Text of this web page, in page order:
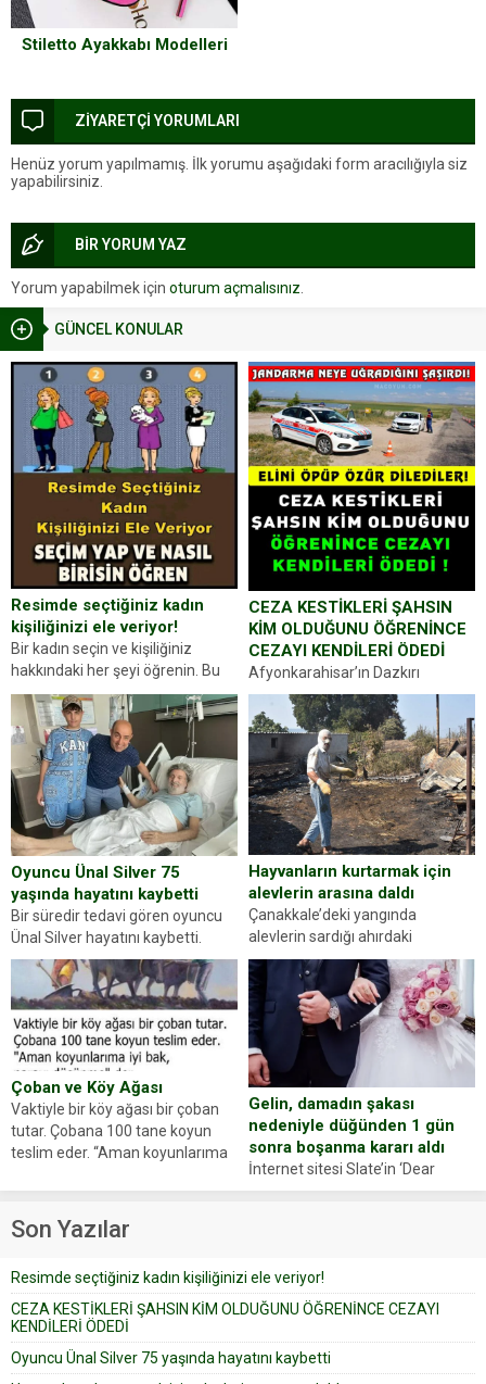
GÜNCEL KONULAR
Resimde seçtiğiniz kadın
kişiliğinizi ele veriyor!
Bir kadın seçin ve kişiliğiniz
hakkındaki her şeyi öğrenin. Bu
kez karşınıza oldukça farklı bir
kişilik testiyle çıkıyoruz. Resimde
gördüğünüz kadın figürlerinden
dikkatinizi en...
CEZA KESTİKLERİ ŞAHSIN
KİM OLDUĞUNU ÖĞRENİNCE
CEZAYI KENDİLERİ ÖDEDİ
Afyonkarahisar’ın Dazkırı
ilçesinde trafik uygulaması
yapan jandarma ekipleri
durdurdukları bir otomobilin
sürücüsünden ehliyet ve ruhsat
sorup belgelerini istedi. Sürücü
Abdurrahman Ö.nün verdiği
evraklarda eksik olduğunu...
Oyuncu Ünal Silver 75
yaşında hayatını kaybetti
Bir süredir tedavi gören oyuncu
Ünal Silver hayatını kaybetti.
Haberi, oyuncunun menajerlik
ajansı duyurdu. Renda Güner,
sosyal medya hesabında “Usta
Oyuncumuz ve çok değerli
dostumuz...
Hayvanların kurtarmak için
alevlerin arasına daldı
Çanakkale’deki yangında
alevlerin sardığı ahırdaki
hayvanlarını kurtarmak isteyen
Zeki Demir (66) ölümden döndü.
Yüzünde ve ellerinde yanıklar
oluşan Demir, kâbus dolu anları
anlattı… Merkeze bağlı...
Çoban ve Köy Ağası
Vaktiyle bir köy ağası bir çoban
tutar. Çobana 100 tane koyun
teslim eder. “Aman koyunlarıma
Çoban koyunları alır gider. Aylar...
Gelin, damadın şakası
nedeniyle düğünden 1 gün
sonra boşanma kararı aldı
İnternet sitesi Slate’in ‘Dear
Prudence’ isimli tavsiye köşesine
yapıştırdığı için düğünden...
Son Yazılar
Resimde seçtiğiniz kadın kişiliğinizi ele veriyor!
CEZA KESTİKLERİ ŞAHSIN KİM OLDUĞUNU ÖĞRENİNCE CEZAYI
KENDİLERİ ÖDEDİ
Oyuncu Ünal Silver 75 yaşında hayatını kaybetti
Stiletto Ayakkabı Modelleri
ZİYARETÇİ YORUMLARI
Henüz yorum yapılmamış. İlk yorumu aşağıdaki form aracılığıyla siz
yapabilirsiniz.
BİR YORUM YAZ
Yorum yapabilmek için oturum açmalısınız.